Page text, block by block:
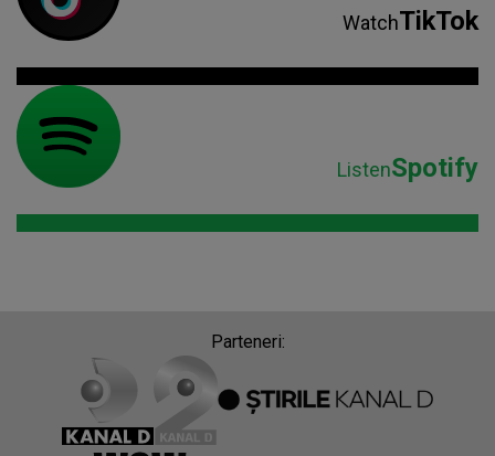
WatchTikTok
ListenSpotify
Parteneri: